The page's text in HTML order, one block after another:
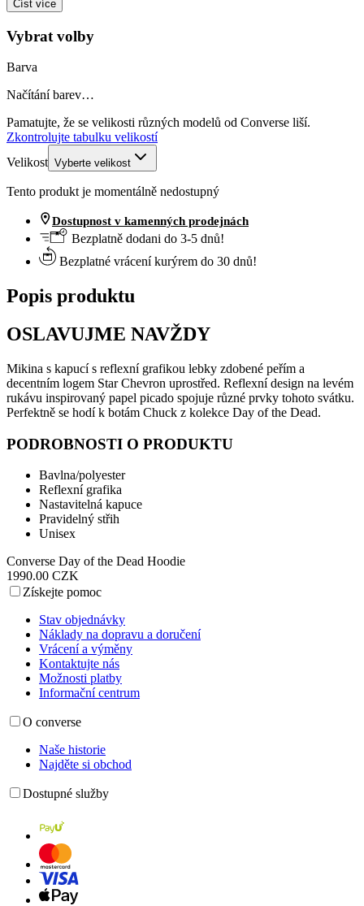
Číst více
Vybrat volby
Barva
Načítání barev…
Pamatujte, že se velikosti různých modelů od Converse liší.
Zkontrolujte tabulku velikostí
Velikost Vyberte velikost
Tento produkt je momentálně nedostupný
Dostupnost v kamenných prodejnách
Bezplatně dodani do 3-5 dnů!
Bezplatné vrácení kurýrem do 30 dnů!
Popis produktu
OSLAVUJME NAVŽDY
Mikina s kapucí s reflexní grafikou lebky zdobené peřím a
decentním logem Star Chevron uprostřed. Reflexní design na levém
rukávu inspirovaný papel picado spojuje různé prvky tohoto svátku.
Perfektně se hodí k botám Chuck z kolekce Day of the Dead.
PODROBNOSTI O PRODUKTU
Bavlna/polyester
Reflexní grafika
Nastavitelná kapuce
Pravidelný střih
Unisex
Converse Day of the Dead Hoodie
1990.00 CZK
Získejte pomoc
Stav objednávky
Náklady na dopravu a doručení
Vrácení a výměny
Kontaktujte nás
Možnosti platby
Informační centrum
O converse
Naše historie
Najděte si obchod
Dostupné služby